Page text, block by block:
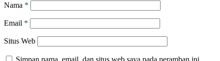
Nama *
Email *
Situs Web
Simpan nama, email, dan situs web saya pada peramban ini